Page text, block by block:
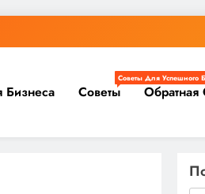
Советы
Советы Для Успешного
Обратная